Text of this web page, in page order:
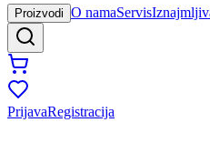
Proizvodi O namaServis
PrijavaRegistracija